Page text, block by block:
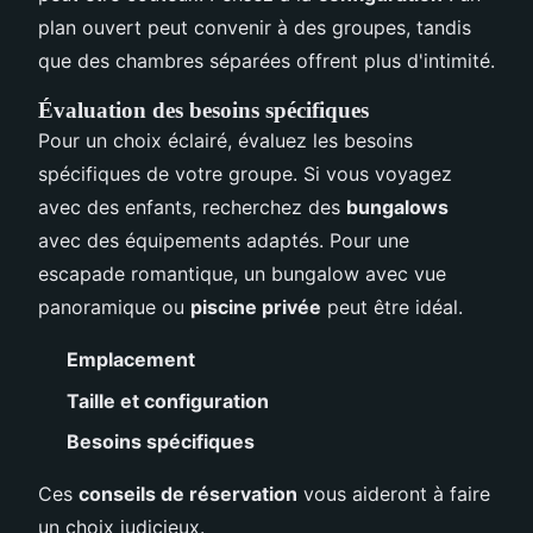
plan ouvert peut convenir à des groupes, tandis
que des chambres séparées offrent plus d'intimité.
Évaluation des besoins spécifiques
Pour un choix éclairé, évaluez les besoins
spécifiques de votre groupe. Si vous voyagez
avec des enfants, recherchez des bungalows
avec des équipements adaptés. Pour une
escapade romantique, un bungalow avec vue
panoramique ou piscine privée peut être idéal.
Emplacement
Taille et configuration
Besoins spécifiques
Ces conseils de réservation vous aideront à faire
un choix judicieux.